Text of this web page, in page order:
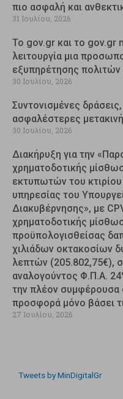
πιο ασφαλή και
31 Ιουλίου, 2026
Το gov.gr και το gov.gr
λειτουργία μια
εξυπηρέτησης πολιτών
30 Ιουλίου, 2026
Συντονισμένες
ασφαλέστερες
30 Ιουλίου, 2026
Διακήρυξη για την
χρηματοδοτικής
εκτυπωτών του κτιρίου
υπηρεσίας του
Διακυβέρνησης», με
χρηματοδοτικής
προϋπολογισθείσας
χιλιάδων οκτακοσίων
λεπτών (205.802,75€),
αναλογούντος Φ.Π.Α.
την πλέον συμφέρουσα
προσφορά μόνο βάσει
27 Ιουλίου, 2026
Tweets by MinDigitalGr